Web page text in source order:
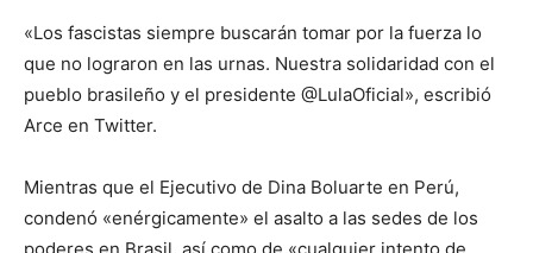
«Los fascistas siempre buscarán tomar por la fuerza lo
que no lograron en las urnas. Nuestra solidaridad con el
pueblo brasileño y el presidente @LulaOficial», escribió
Arce en Twitter.
Mientras que el Ejecutivo de Dina Boluarte en Perú,
condenó «enérgicamente» el asalto a las sedes de los